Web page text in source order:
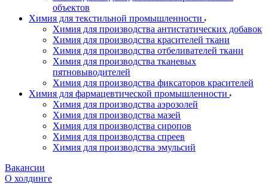
объектов
Химия для текстильной промышленности
Химия для производства антистатических добавок
Химия для производства красителей ткани
Химия для производства отбеливателей ткани
Химия для производства тканевых
пятновыводителей
Химия для производства фиксаторов красителей
Химия для фармацевтической промышленности
Химия для производства аэрозолей
Химия для производства мазей
Химия для производства сиропов
Химия для производства спреев
Химия для производства эмульсий
Вакансии
О холдинге